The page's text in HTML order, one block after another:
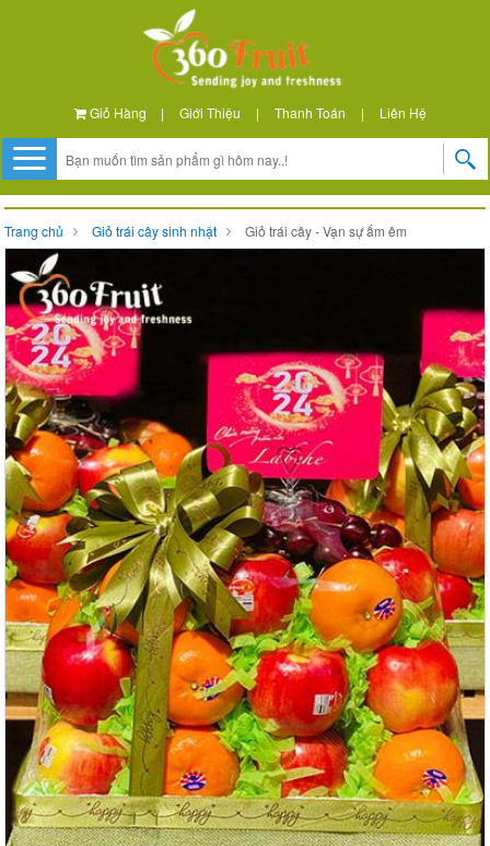
Giỏ Hàng | Giới Thiệu | Thanh Toán | Liên Hệ
Trang chủ Giỏ trái cây sinh nhật Giỏ trái cây - Vạn sự ấm êm